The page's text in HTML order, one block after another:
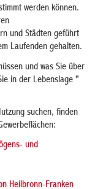
werden können.
und Städten geführt
Laufenden gehalten.
und was Sie über
in der Lebenslage "
suchen, finden
und
Heilbronn-Franken